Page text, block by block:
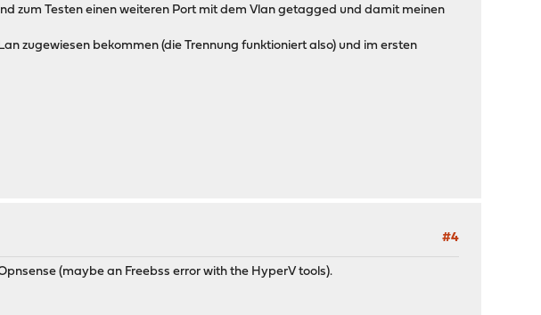
zum Testen einen weiteren Port mit dem Vlan getagged und damit meinen
zugewiesen bekommen (die Trennung funktioniert also) und im ersten
#4
(maybe an Freebss error with the HyperV tools).